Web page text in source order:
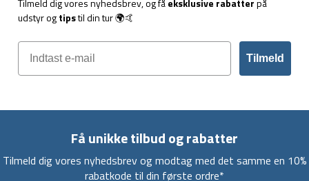
Tilmeld dig vores nyhedsbrev, og fåeksklusive rabatterpå
udstyr ogtipstil din tur 🌍🤙
Tilmeld
Få unikke tilbud og rabatter
Tilmeld dig vores nyhedsbrev og modtag med det samme en 10%
rabatkode til din første ordre*